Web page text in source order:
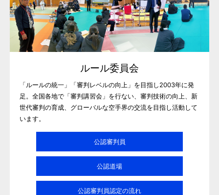
ルール委員会
「ルールの統一」「審判レベルの向上」を目指し2003年に発
足。全国各地で「審判講習会」を行ない、審判技術の向上、新
世代審判の育成、グローバルな空手界の交流を目指し活動して
います。
公認審判員
公認道場
公認審判員認定の流れ